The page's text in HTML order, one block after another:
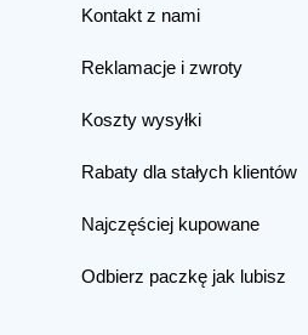
Kontakt z nami
Reklamacje i zwroty
Koszty wysyłki
Rabaty dla stałych klientów
Najczęściej kupowane
Odbierz paczkę jak lubisz